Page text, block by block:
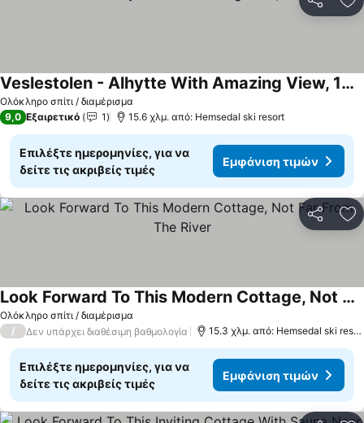
Ολόκληρο σπίτι / διαμέρισμα
Veslestolen - Alhytte With Amazing View, 1000 Meter
9,0 Εξαιρετικό 1 15.6 χλμ. από: Hemsedal ski resort
Επιλέξτε ημερομηνίες, για να
δείτε τις ακριβείς τιμές
Εμφάνιση τιμών
Ολόκληρο σπίτι / διαμέρισμα
Look Forward To This Modern Cottage, Not Far From The River
/ Δεν υπάρχει διαθέσιμη βαθμολογία 15.3 χλμ. από: Hemsedal ski resort
Επιλέξτε ημερομηνίες, για να
δείτε τις ακριβείς τιμές
Εμφάνιση τιμών